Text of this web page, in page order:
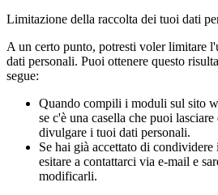
Limitazione della raccolta dei tuoi dati
A un certo punto, potresti voler limitare
dati personali. Puoi ottenere questo
segue:
Quando compili i moduli sul sito
se c'è una casella che puoi
divulgare i tuoi dati personali.
Se hai già accettato di
esitare a contattarci via e-mail e
modificarli.